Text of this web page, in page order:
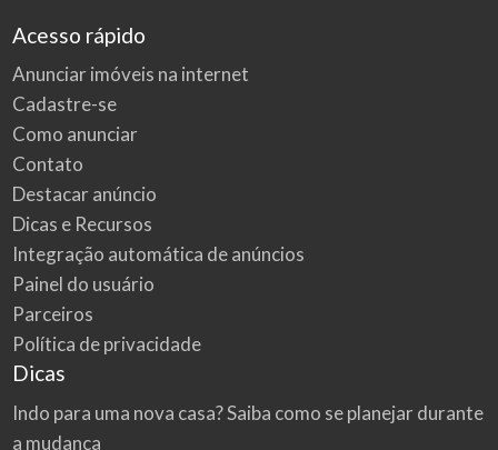
Acesso rápido
Anunciar imóveis na internet
Cadastre-se
Como anunciar
Contato
Destacar anúncio
Dicas e Recursos
Integração automática de anúncios
Painel do usuário
Parceiros
Política de privacidade
Dicas
Indo para uma nova casa? Saiba como se planejar durante
a mudança